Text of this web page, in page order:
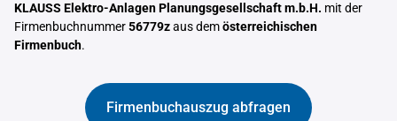
KLAUSS Elektro-Anlagen Planungsgesellschaft m.b.H. mit der
Firmenbuchnummer56779zaus demösterreichischen
Firmenbuch.
Firmenbuchauszug abfragen